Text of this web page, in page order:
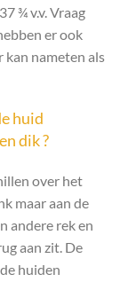
¾ v.v. Vraag
er ook
kan nameten als
huid
dik?
over het
maar aan de
andere rek en
aan zit. De
huiden